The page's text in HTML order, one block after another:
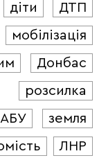
діти
ДТП
мобілізація
Донбас
розсилка
земля
ЛНР